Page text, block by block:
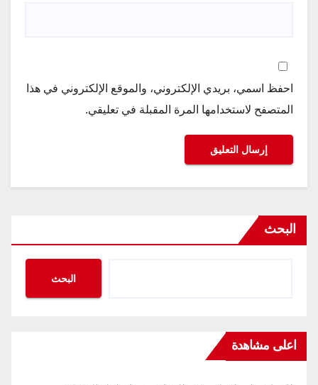
احفظ اسمي، بريدي الإلكتروني، والموقع الإلكتروني في هذا
المتصفح لاستخدامها المرة المقبلة في تعليقي.
البحث
البحث
اعلى مشاهدة